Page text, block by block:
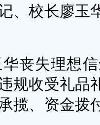
、校长廖玉
丧失理想
规收受礼品
揽、资金拨